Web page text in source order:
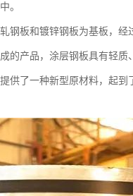
。
钢板和镀锌钢板为基板，
的产品，涂层钢板具有轻
供了一种新型原材料，起